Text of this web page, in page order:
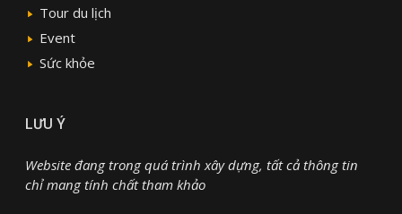
Tour du lịch
Event
Sức khỏe
LƯU Ý
Website đang trong quá trình xây dựng, tất cả thông tin
chỉ mang tính chất tham khảo